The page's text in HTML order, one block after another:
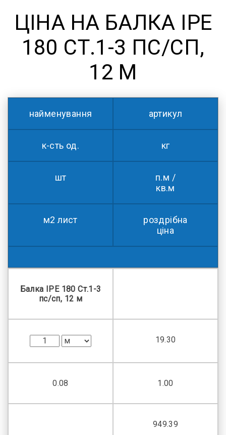
ЦІНА НА БАЛКА IPE
180 СТ.1-3 ПС/СП,
12 М
найменування артикул
к-сть од. кг
шт
п.м /
кв.м
м2 лист
роздрібна
ціна
Балка IPE 180 Ст.1-3
пс/сп, 12 м
19.30
0.08 1.00
949.39